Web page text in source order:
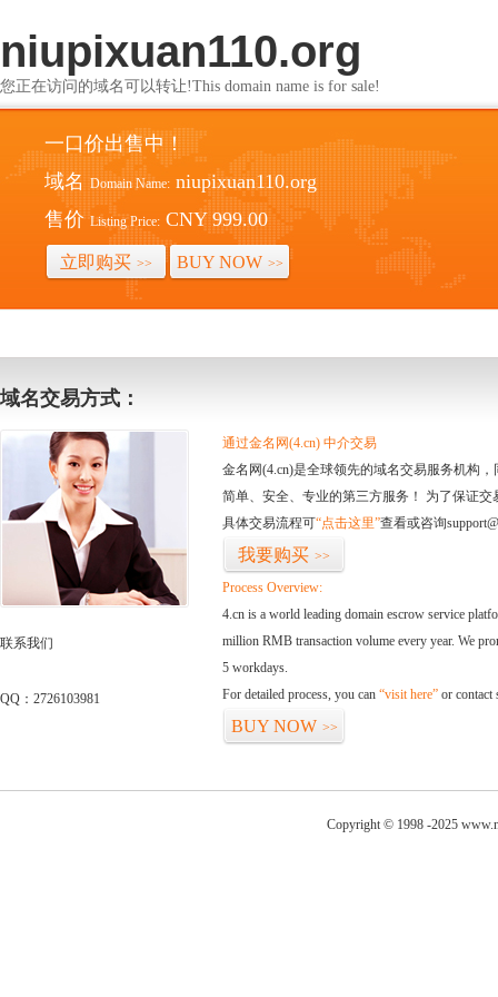
niupixuan110.org
您正在访问的域名可以转让!This domain name is for sale!
一口价出售中！
域名 Domain Name: niupixuan110.org
售价 Listing Price: CNY 999.00
立即购买 >> BUY NOW >>
域名交易方式：
联系我们
QQ：2726103981
通过金名网(4.cn) 中介交易
金名网(4.cn)是全球领先的域名交易服务机构
简单、安全、专业的第三方服务！ 为了保证
具体交易流程可“点击这里”查看或咨询
我要购买 >>
Process Overview:
4.cn is a world leading domain escrow service
million RMB transaction volume every year. We
5 workdays.
For detailed process, you can “visit here” or contact
BUY NOW >>
Copyright © 1998 -2025